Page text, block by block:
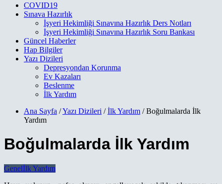
COVID19
Sınava Hazırlık
İşyeri Hekimliği Sınavına Hazırlık Ders Notları
İşyeri Hekimliği Sınavına Hazırlık Soru Bankası
Güncel Haberler
Hap Bilgiler
Yazı Dizileri
Depresyondan Korunma
Ev Kazaları
Beslenme
İlk Yardım
Ana Sayfa /Yazı Dizileri /İlk Yardım / Boğulmalarda İlk
Yardım
Boğulmalarda İlk Yardım
Genelİlk Yardım